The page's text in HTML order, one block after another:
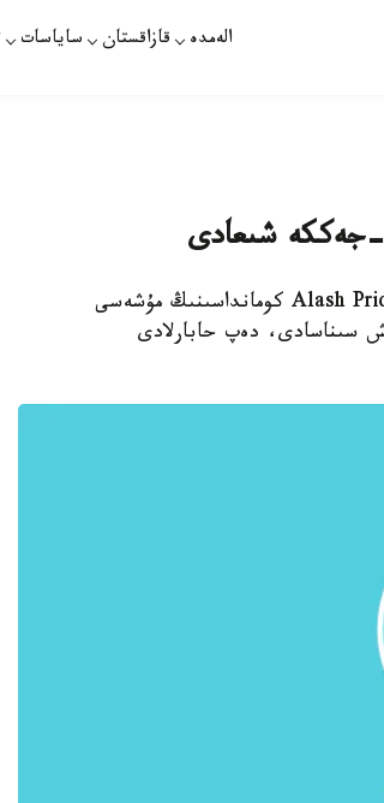
الەمدە قازاقستان ساياسات
جەككە شىعادى
استانا. قازاقپارات - سامبو بويىنشا ەكى دۇركىن الەم چەمپيونى، Alash Pride كومانداسىنىڭ مۇشەسى
سىناسادى، دەپ حابارلادى